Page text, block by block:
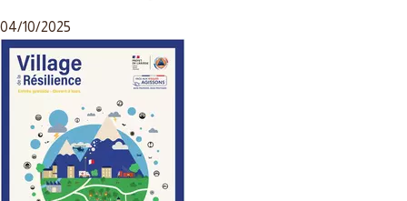
04/10/2025